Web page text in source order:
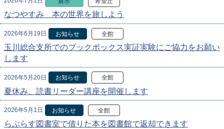
なつやすみ 本の世界を旅しよう
2026年6月19日 お知らせ 全館
玉川総合支所でのブックボックス実証実験にご協力をお願い
します
2026年5月20日 お知らせ 全館
夏休み、読書リーダー講座を開催します
2026年5月1日 お知らせ 全館
らぷらす図書室で借りた本を図書館で返却できます